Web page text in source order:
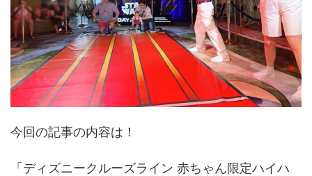
今回の記事の内容は！
「ディズニークルーズライン 赤ちゃん限定ハイハ